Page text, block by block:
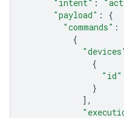
"intent" :
"payload" :
{
"commands" :
{
{
"id"
}
],